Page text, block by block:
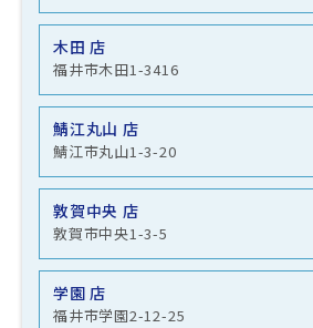
木田 店
福井市木田1-3416
鯖江丸山 店
鯖江市丸山1-3-20
敦賀中央 店
敦賀市中央1-3-5
学園 店
福井市学園2-12-25